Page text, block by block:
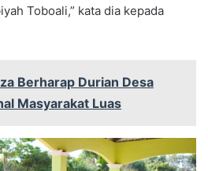
Toboali,” kata dia kepada
Berharap Durian Desa
Masyarakat Luas